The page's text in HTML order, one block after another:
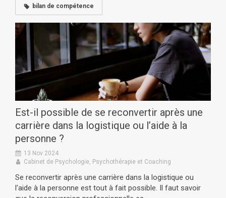
bilan de compétence
Est-il possible de se reconvertir après une
carrière dans la logistique ou l’aide à la
personne ?
13 Nov 2024
Cabinet de Psychologie, Psychothérapie et Coaching
Se reconvertir après une carrière dans la logistique ou
l'aide à la personne est tout à fait possible. Il faut savoir